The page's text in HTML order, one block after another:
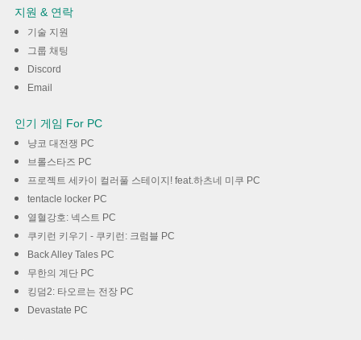
지원 & 연락
기술 지원
그룹 채팅
Discord
Email
인기 게임 For PC
냥코 대전쟁 PC
브롤스타즈 PC
프로젝트 세카이 컬러풀 스테이지! feat.하츠네 미쿠 PC
tentacle locker PC
열혈강호: 넥스트 PC
쿠키런 키우기 - 쿠키런: 크럼블 PC
Back Alley Tales PC
무한의 계단 PC
킹덤2: 타오르는 전장 PC
Devastate PC